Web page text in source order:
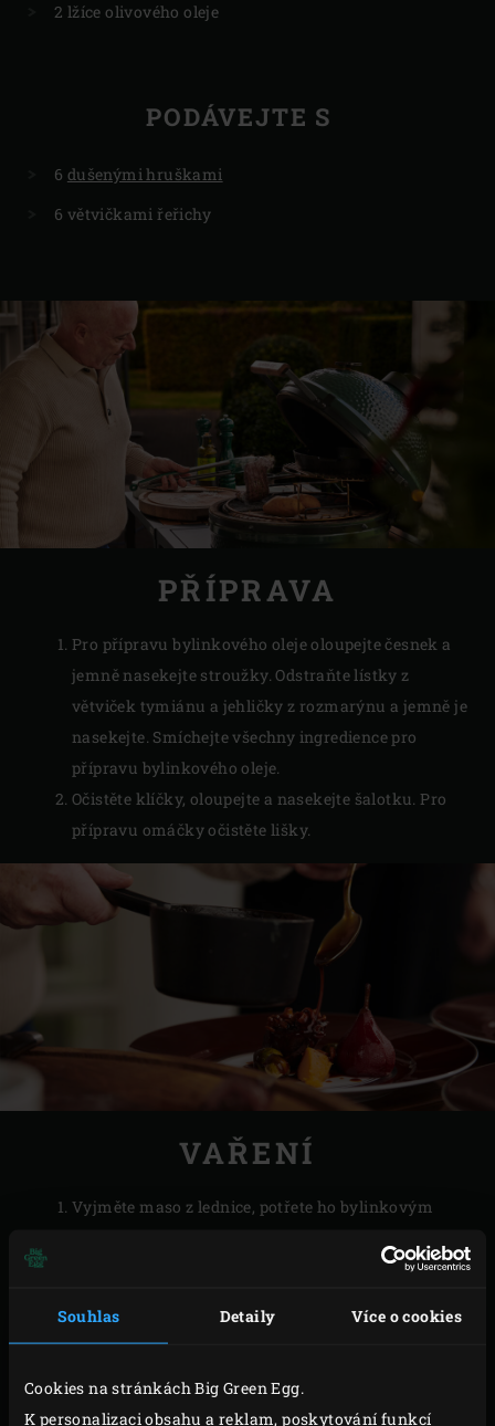
Souhlas Detaily Více o cookies
Cookies na stránkách Big Green Egg.
K personalizaci obsahu a reklam, poskytování funkcí
2 lžíce olivového oleje
PODÁVEJTE S
6 dušenými hruškami
6 větvičkami řeřichy
PŘÍPRAVA
Pro přípravu bylinkového oleje oloupejte česnek a
jemně nasekejte stroužky. Odstraňte lístky z
větviček tymiánu a jehličky z rozmarýnu a jemně je
nasekejte. Smíchejte všechny ingredience pro
přípravu bylinkového oleje.
Očistěte klíčky, oloupejte a nasekejte šalotku. Pro
přípravu omáčky očistěte lišky.
VAŘENÍ
Vyjměte maso z lednice, potřete ho bylinkovým
v Big Green Egg. Pomocí
ohřevu (včetně zvýšeného roštu) dosáhněte teploty
receptu.